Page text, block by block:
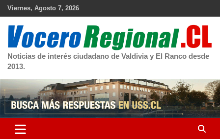
Skip
Viernes, Agosto 7, 2026
Noticias de interés ciudadano de Valdivia y El Ranco desde
2013.